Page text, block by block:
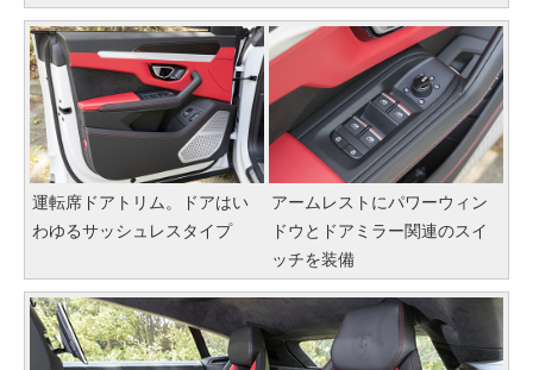
運転席ドアトリム。ドアはい
わゆるサッシュレスタイプ
アームレストにパワーウィン
ドウとドアミラー関連のスイ
ッチを装備